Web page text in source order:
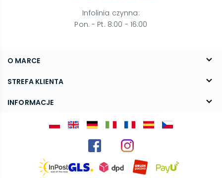
O MARCE
O nas
Blog
STREFA KLIENTA
FAQ
INFORMACJE
Infolinia czynna:
Pon. - Pt. 8:00 - 16:00